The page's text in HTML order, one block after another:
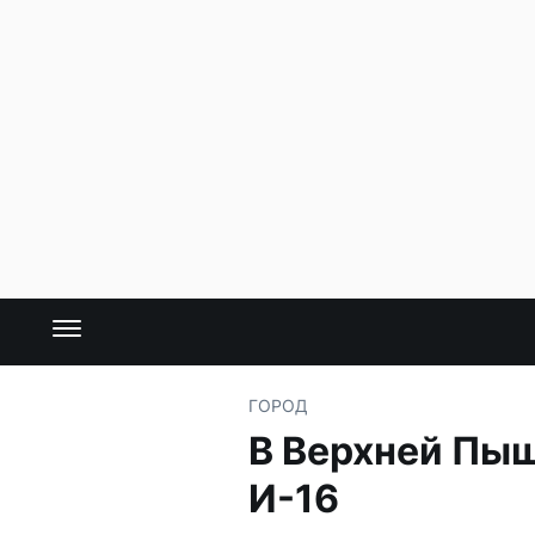
ГОРОД
В Верхней
И-16